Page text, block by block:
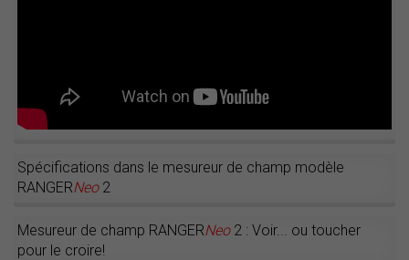
Spécifications dans le mesureur de champ modèle
RANGERNeo2
Mesureur de champ RANGERNeo2 : Voir... ou toucher
pour le croire!